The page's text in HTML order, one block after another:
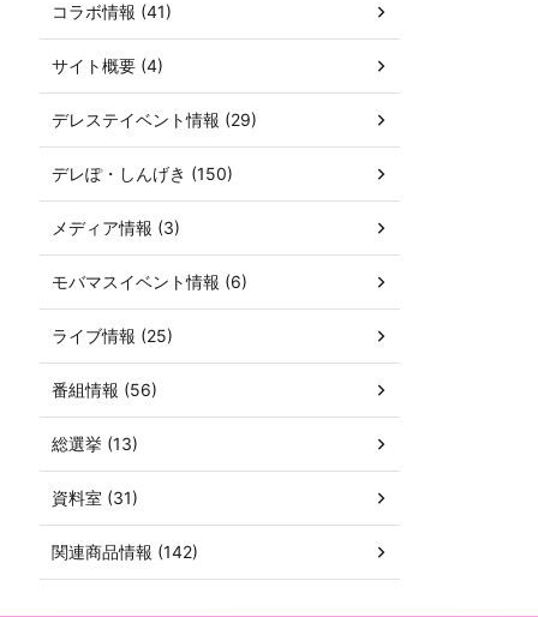
コラボ情報 (41)
サイト概要 (4)
デレステイベント情報 (29)
デレぽ・しんげき (150)
メディア情報 (3)
モバマスイベント情報 (6)
ライブ情報 (25)
番組情報 (56)
総選挙 (13)
資料室 (31)
関連商品情報 (142)